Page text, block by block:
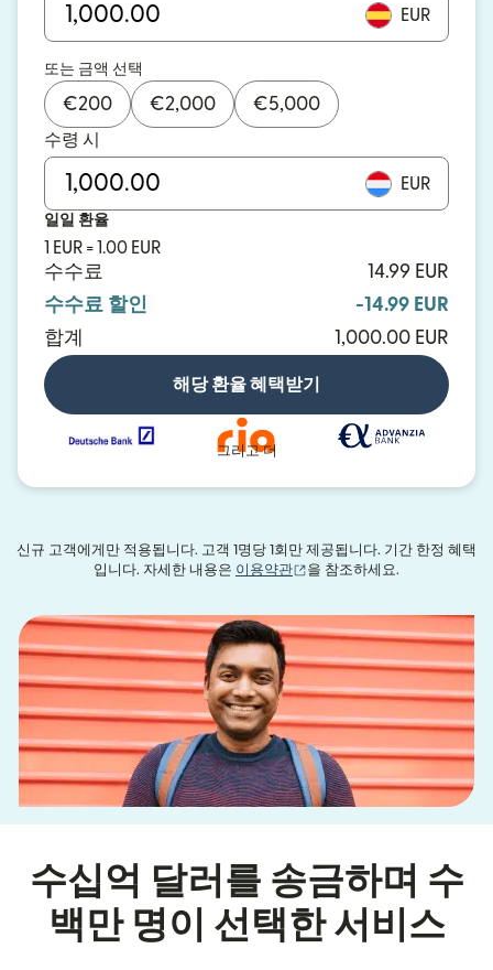
EUR
또는 금액 선택
€200 €2,000 €5,000
수령 시
EUR
일일 환율
1 EUR = 1.00 EUR
수수료
14.99 EUR
수수료 할인
-14.99 EUR
합계
1,000.00 EUR
해당 환율 혜택받기
그리고 더
신규 고객에게만 적용됩니다. 고객 1명당 1회만 제공됩니다. 기간 한정 혜택
입니다. 자세한 내용은 이용약관 (새 창에서 열림)
을 참조하세요.
수십억 달러를 송금하며 수
백만 명이 선택한 서비스